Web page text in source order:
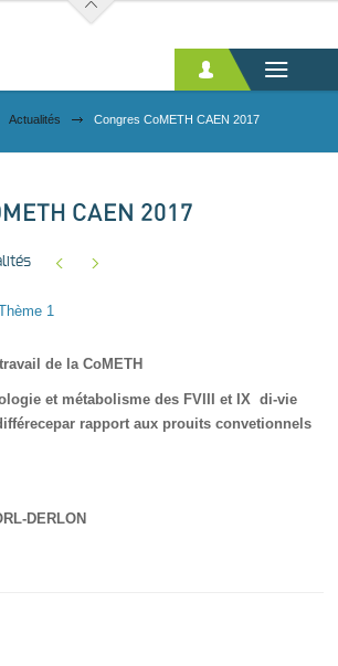
Actualités Congres CoMETH CAEN 2017
CAEN 2017
1
de la CoMETH
et métabolisme des FVIII et IX di-vie
rapport aux prouits convetionnels
DERLON